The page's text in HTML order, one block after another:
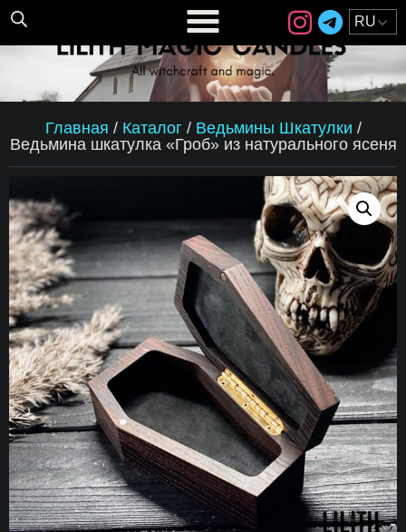
Главная / Каталог / Ведьмины Шкатулки /
Ведьмина шкатулка «Гроб» из натурального ясеня